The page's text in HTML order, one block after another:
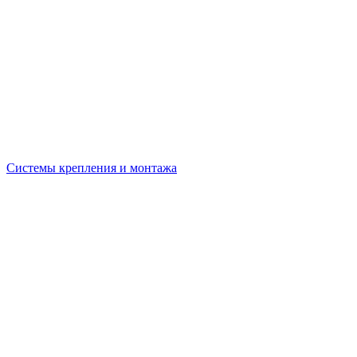
Системы крепления и монтажа